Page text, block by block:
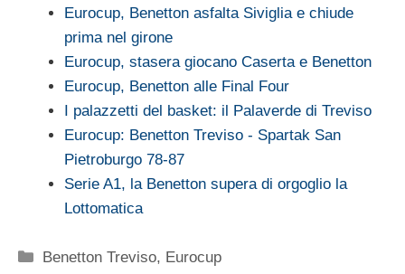
Eurocup, Benetton asfalta Siviglia e chiude
prima nel girone
Eurocup, stasera giocano Caserta e Benetton
Eurocup, Benetton alle Final Four
I palazzetti del basket: il Palaverde di Treviso
Eurocup: Benetton Treviso - Spartak San
Pietroburgo 78-87
Serie A1, la Benetton supera di orgoglio la
Lottomatica
Categorie
Benetton Treviso, Eurocup